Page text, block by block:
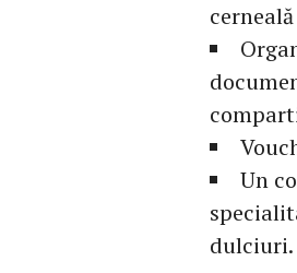
Un
dulciuri.